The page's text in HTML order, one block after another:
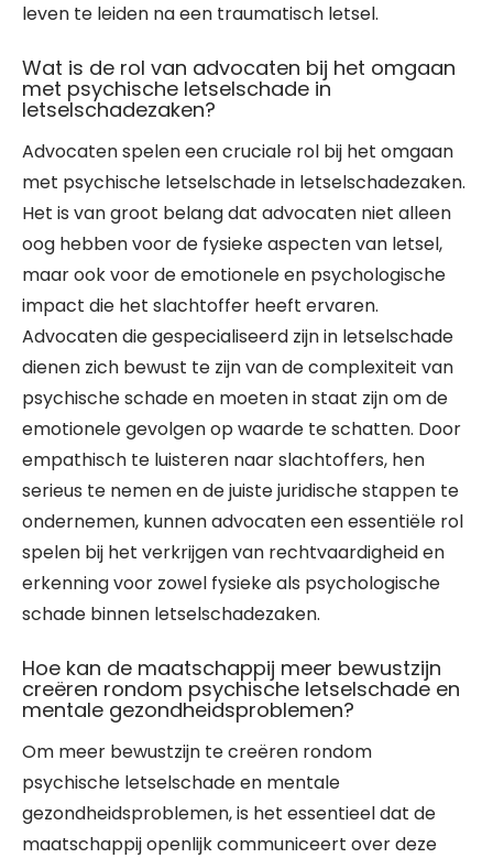
leven te leiden na een traumatisch letsel.
Wat is de rol van advocaten bij het omgaan
met psychische letselschade in
letselschadezaken?
Advocaten spelen een cruciale rol bij het omgaan
met psychische letselschade in letselschadezaken.
Het is van groot belang dat advocaten niet alleen
oog hebben voor de fysieke aspecten van letsel,
maar ook voor de emotionele en psychologische
impact die het slachtoffer heeft ervaren.
Advocaten die gespecialiseerd zijn in letselschade
dienen zich bewust te zijn van de complexiteit van
psychische schade en moeten in staat zijn om de
emotionele gevolgen op waarde te schatten. Door
empathisch te luisteren naar slachtoffers, hen
serieus te nemen en de juiste juridische stappen te
ondernemen, kunnen advocaten een essentiële rol
spelen bij het verkrijgen van rechtvaardigheid en
erkenning voor zowel fysieke als psychologische
schade binnen letselschadezaken.
Hoe kan de maatschappij meer bewustzijn
creëren rondom psychische letselschade en
mentale gezondheidsproblemen?
Om meer bewustzijn te creëren rondom
psychische letselschade en mentale
gezondheidsproblemen, is het essentieel dat de
maatschappij openlijk communiceert over deze